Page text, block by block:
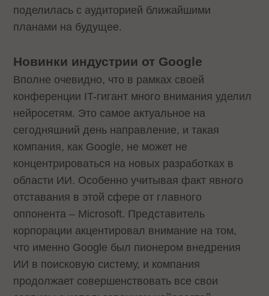
поделилась с аудиторией ближайшими
планами на будущее.
Новинки индустрии от Google
Вполне очевидно, что в рамках своей
конференции IT-гигант много внимания уделил
нейросетям. Это самое актуальное на
сегодняшний день направление, и такая
компания, как Google, не может не
концентрироваться на новых разработках в
области ИИ. Особенно учитывая факт явного
отставания в этой сфере от главного
оппонента – Microsoft. Представитель
корпорации акцентировал внимание на том,
что именно Google был пионером внедрения
ИИ в поисковую систему, и компания
продолжает совершенствовать все свои